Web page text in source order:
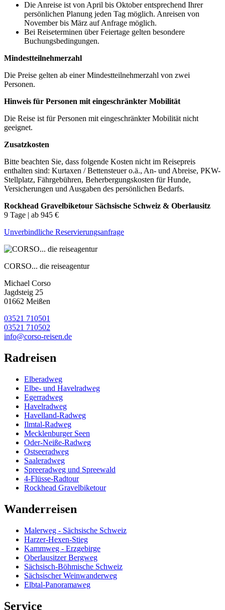
Die Anreise ist von April bis Oktober entsprechend Ihrer
persönlichen Planung jeden Tag möglich. Anreisen von
November bis März auf Anfrage möglich.
Bei Reiseterminen über Feiertage gelten besondere
Buchungsbedingungen.
Mindestteilnehmerzahl
Die Preise gelten ab einer Mindestteilnehmerzahl von zwei
Personen.
Hinweis für Personen mit eingeschränkter Mobilität
Die Reise ist für Personen mit eingeschränkter Mobilität nicht
geeignet.
Zusatzkosten
Bitte beachten Sie, dass folgende Kosten nicht im Reisepreis
enthalten sind: Kurtaxen / Bettensteuer o.ä., An- und Abreise, PKW-
Stellplatz, Fährgebühren, Beherbergungskosten für Hunde,
Versicherungen und Ausgaben des persönlichen Bedarfs.
Rockhead Gravelbiketour Sächsische Schweiz & Oberlausitz
9 Tage | ab 945 €
Unverbindliche Reservierungsanfrage
CORSO... die reiseagentur
Michael Corso
Jagdsteig 25
01662 Meißen
03521 710501
03521 710502
info@corso-reisen.de
Radreisen
Elberadweg
Elbe- und Havelradweg
Egerradweg
Havelradweg
Havelland-Radweg
Ilmtal-Radweg
Mecklenburger Seen
Oder-Neiße-Radweg
Ostseeradweg
Saaleradweg
Spreeradweg und Spreewald
4-Flüsse-Radtour
Rockhead Gravelbiketour
Wanderreisen
Malerweg - Sächsische Schweiz
Harzer-Hexen-Stieg
Kammweg - Erzgebirge
Oberlausitzer Bergweg
Sächsisch-Böhmische Schweiz
Sächsischer Weinwanderweg
Elbtal-Panoramaweg
Service